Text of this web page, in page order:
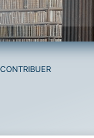
CONTRIBUER